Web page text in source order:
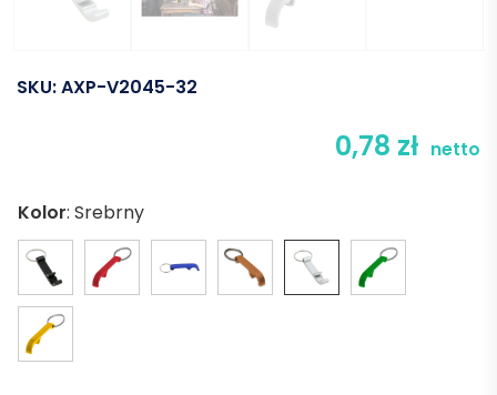
SKU:AXP-V2045-32
0,78 zł netto
Kolor: Srebrny